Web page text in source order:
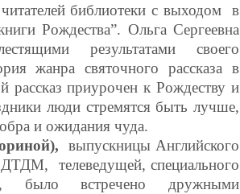
библиотеки с выходом в
Рождества”. Ольга Сергеевна
результатами своего
жанра святочного рассказа в
рассказ приурочен к Рождеству и
люди стремятся быть лучше,
и ожидания чуда.
выпускницы Английского
телеведущей, специального
было встречено дружными